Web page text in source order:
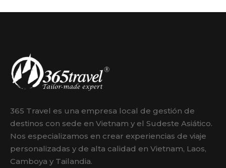
365 Travel es una empresa local de gestión de
destinos con sede en Vietnam y el Sudeste Asiático.
Nos especializamos en crear experiencias de viaje
personalizadas y de alta calidad en Vietnam, Laos,
Camboya y Tailandia.